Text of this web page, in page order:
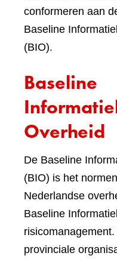
conformeren aan
Baseline
(BIO).
Baseline
Overheid
De Baseline
(BIO) is het
Nederlandse
Baseline
provinciale